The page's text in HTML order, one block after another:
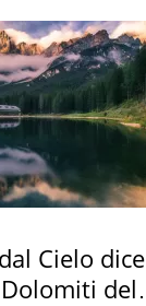
Cielo dice
del